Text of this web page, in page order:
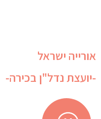
אורייה ישראל
-יועצת נדל"ן בכירה-